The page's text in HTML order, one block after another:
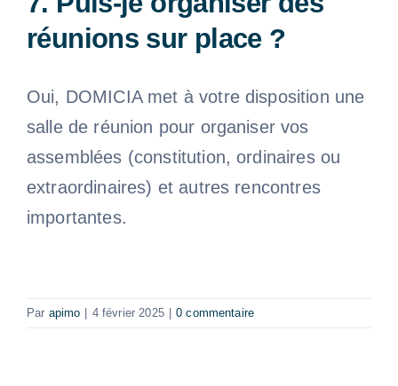
réunions sur place ?
Oui, DOMICIA met à votre disposition une
salle de réunion pour organiser vos
assemblées (constitution, ordinaires ou
extraordinaires) et autres rencontres
importantes.
Par apimo 4 février 2025 0 commentaire